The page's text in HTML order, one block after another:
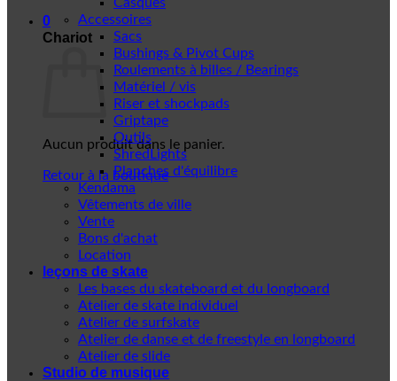
0
Chariot
Aucun produit dans le panier.
Retour à la boutique
Accessoires
Sacs
Bushings & Pivot Cups
Roulements à billes / Bearings
Matériel / vis
Riser et shockpads
Griptape
Outils
ShredLights
Planches d'équilibre
Kendama
Vêtements de ville
Vente
Bons d'achat
Location
leçons de skate
Les bases du skateboard et du longboard
Atelier de skate individuel
Atelier de surfskate
Atelier de danse et de freestyle en longboard
Atelier de slide
Studio de musique